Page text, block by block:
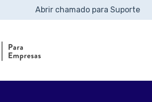
Abrir chamado para Suporte